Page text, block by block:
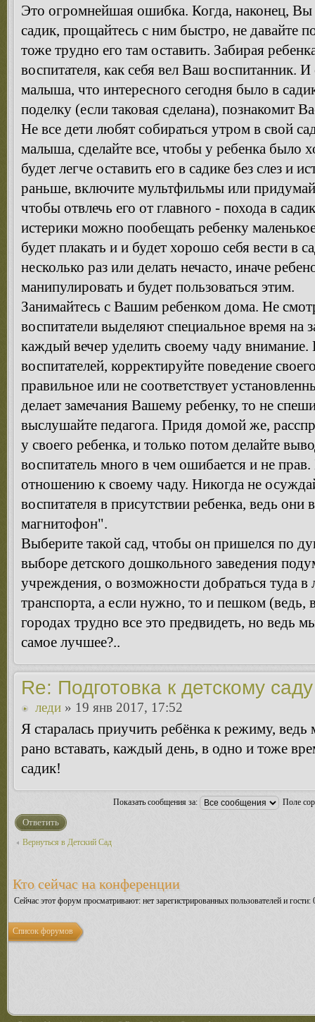
Это огромнейшая ошибка. Когда, наконец, Вы
садик, прощайтесь с ним быстро, не давайте
тоже трудно его там оставить. Забирая
воспитателя, как себя вел Ваш воспитанник. И
малыша, что интересного сегодня было в
поделку (если таковая сделана), познакомит
Не все дети любят собираться утром в свой
малыша, сделайте все, чтобы у ребенка было
будет легче оставить его в садике без слез и
раньше, включите мультфильмы или
чтобы отвлечь его от главного - похода в
истерики можно пообещать ребенку
будет плакать и и будет хорошо себя вести в
несколько раз или делать нечасто, иначе
манипулировать и будет пользоваться этим.
Занимайтесь с Вашим ребенком дома. Не
воспитатели выделяют специальное время на
каждый вечер уделить своему чаду
воспитателей, корректируйте поведение
правильное или не соответствует
делает замечания Вашему ребенку, то не
выслушайте педагога. Придя домой же,
у своего ребенка, и только потом делайте
воспитатель много в чем ошибается и не
отношению к своему чаду. Никогда не
воспитателя в присутствии ребенка, ведь они
магнитофон".
Выберите такой сад, чтобы он пришелся по
выборе детского дошкольного заведения
учреждения, о возможности добраться туда
транспорта, а если нужно, то и пешком (ведь,
городах трудно все это предвидеть, но ведь
самое лучшее?..
Re: Подготовка к детскому саду
леди » 19 янв 2017, 17:52
Я старалась приучить ребёнка к режиму,
рано вставать, каждый день, в одно и тоже
садик!
Показать сообщения за: Поле
Ответить
Вернуться в Детский Сад
Кто сейчас на конференции
Сейчас этот форум просматривают: нет зарегистрированных пользователей и гости:
Список форумов